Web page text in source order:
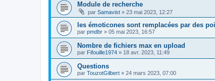
Module de recherche
par Samavist » 23 mai 2023, 12:27
les émoticones sont remplacées par des
par pmdbr » 05 mai 2023, 16:57
Nombre de fichiers max en upload
par Fifouille1974 » 18 avr. 2023, 11:49
Questions
par TouzotGilbert » 24 mars 2023, 07:00